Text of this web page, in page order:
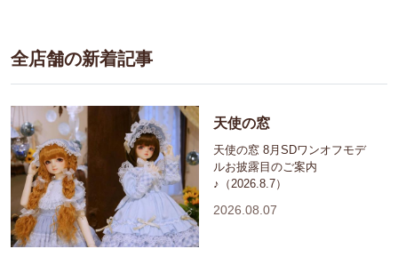
全店舗の新着記事
天使の窓
天使の窓 8月SDワンオフモデ
ルお披露目のご案内
♪（2026.8.7）
2026.08.07